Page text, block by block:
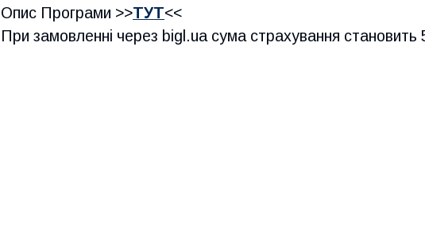
Опис Програми >>ТУТ<<
При замовленні через bigl.ua сума страхування становить